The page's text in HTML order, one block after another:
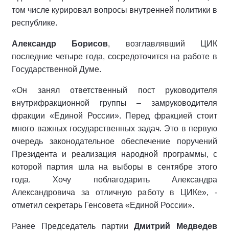
том числе курировал вопросы внутренней политики в
республике.
Александр Борисов, возглавлявший ЦИК
последние четыре года, сосредоточится на работе в
Государственной Думе.
«Он занял ответственный пост руководителя
внутрифракционной группы – замруководителя
фракции «Единой России». Перед фракцией стоит
много важных государственных задач. Это в первую
очередь законодательное обеспечение поручений
Президента и реализация народной программы, с
которой партия шла на выборы в сентябре этого
года. Хочу поблагодарить Александра
Александровича за отличную работу в ЦИКе», -
отметил секретарь Генсовета «Единой России».
Ранее Председатель партииДмитрий Медведев